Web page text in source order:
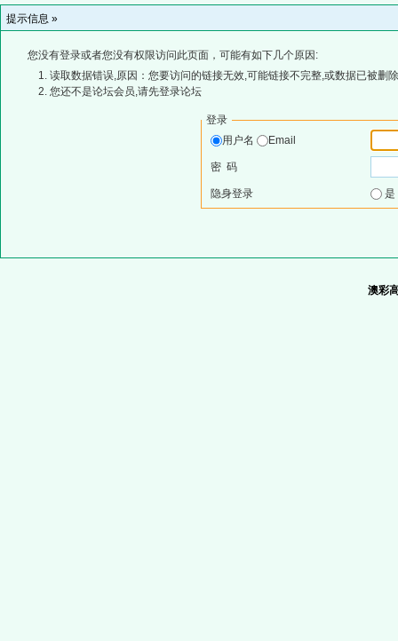
提示信息 »
您没有登录或者您没有权限访问此页面，可能有如下几个原因:
读取数据错误,原因：您要访问的链接无效,可能链接不完整,或数据已被删
您还不是论坛会员,请先登录论坛
登录
用户名
Email
密 码
隐身登录
澳彩